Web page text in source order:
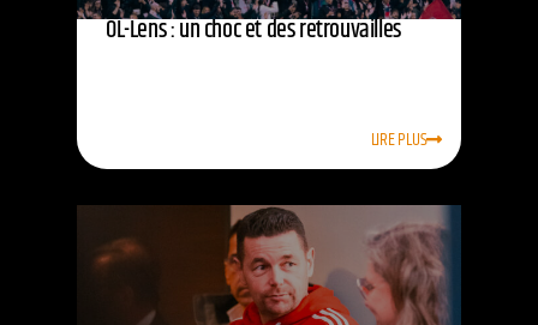
OL-Lens : un choc et des retrouvailles
LIRE PLUS